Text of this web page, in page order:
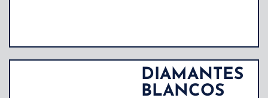
DIAMANTES
BLANCOS